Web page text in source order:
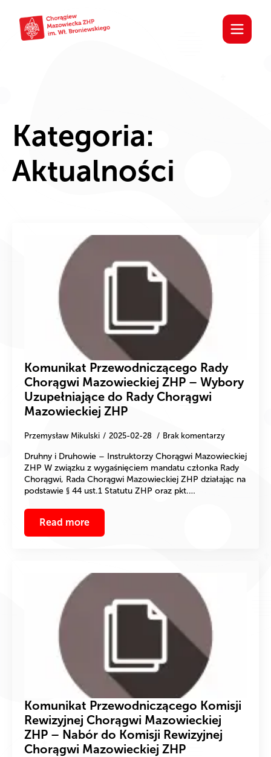
Kategoria:
Aktualności
Komunikat Przewodniczącego Rady
Chorągwi Mazowieckiej ZHP – Wybory
Uzupełniające do Rady Chorągwi
Mazowieckiej ZHP
Przemysław Mikulski 2025-02-28 Brak komentarzy
Druhny i Druhowie – Instruktorzy Chorągwi Mazowieckiej
ZHP W związku z wygaśnięciem mandatu członka Rady
Chorągwi, Rada Chorągwi Mazowieckiej ZHP działając na
podstawie § 44 ust.1 Statutu ZHP oraz pkt.…
Read more
Komunikat Przewodniczącego Komisji
Rewizyjnej Chorągwi Mazowieckiej
ZHP – Nabór do Komisji Rewizyjnej
Chorągwi Mazowieckiej ZHP